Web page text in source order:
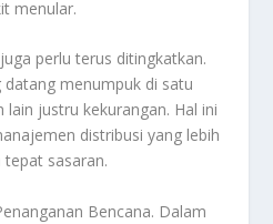
menular.
perlu terus ditingkatkan.
datang menumpuk di satu
justru kekurangan. Hal ini
distribusi yang lebih
sasaran.
Bencana. Dalam